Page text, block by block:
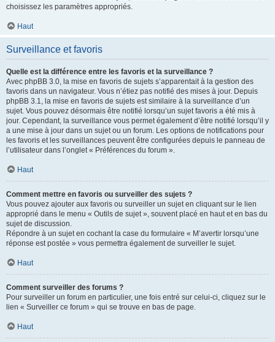
choisissez les paramètres appropriés.
Haut
Surveillance et favoris
Quelle est la différence entre les favoris et la surveillance ?
Avec phpBB 3.0, la mise en favoris de sujets s’apparentait à la gestion des
favoris dans un navigateur. Vous n’étiez pas notifié des mises à jour. Depuis
phpBB 3.1, la mise en favoris de sujets est similaire à la surveillance d’un
sujet. Vous pouvez désormais être notifié lorsqu’un sujet favoris a été mis à
jour. Cependant, la surveillance vous permet également d’être notifié lorsqu’il y
a une mise à jour dans un sujet ou un forum. Les options de notifications pour
les favoris et les surveillances peuvent être configurées depuis le panneau de
l’utilisateur dans l’onglet « Préférences du forum ».
Haut
Comment mettre en favoris ou surveiller des sujets ?
Vous pouvez ajouter aux favoris ou surveiller un sujet en cliquant sur le lien
approprié dans le menu « Outils de sujet », souvent placé en haut et en bas du
sujet de discussion.
Répondre à un sujet en cochant la case du formulaire « M’avertir lorsqu’une
réponse est postée » vous permettra également de surveiller le sujet.
Haut
Comment surveiller des forums ?
Pour surveiller un forum en particulier, une fois entré sur celui-ci, cliquez sur le
lien « Surveiller ce forum » qui se trouve en bas de page.
Haut